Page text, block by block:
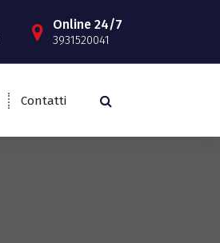
Online 24/7
3931520041
Contatti